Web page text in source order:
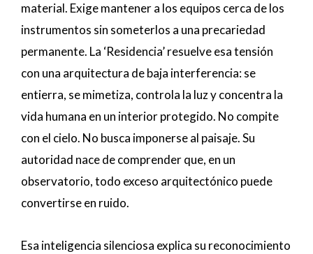
material. Exige mantener a los equipos cerca de los
instrumentos sin someterlos a una precariedad
permanente. La ‘Residencia’ resuelve esa tensión
con una arquitectura de baja interferencia: se
entierra, se mimetiza, controla la luz y concentra la
vida humana en un interior protegido. No compite
con el cielo. No busca imponerse al paisaje. Su
autoridad nace de comprender que, en un
observatorio, todo exceso arquitectónico puede
convertirse en ruido.
Esa inteligencia silenciosa explica su reconocimiento